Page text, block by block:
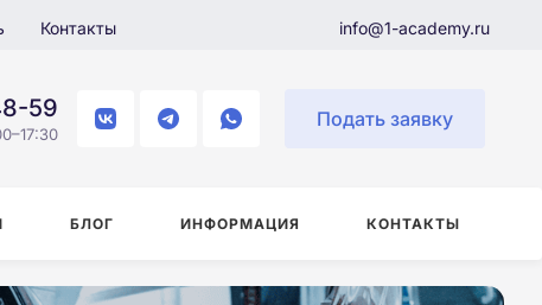
Контакты info@1-academy.ru
59 Подать заявку
БЛОГ ИНФОРМАЦИЯ КОНТАКТЫ